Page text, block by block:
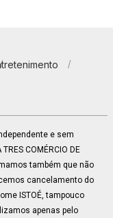
e sem
COMÉRCIO DE
também que não
cancelamento do
ISTOÉ, tampouco
apenas pelo